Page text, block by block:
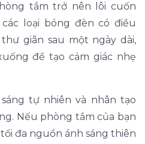
tắm trở nên lôi cuốn
loại bóng đèn có điều
giãn sau một ngày dài,
để tạo cảm giác nhẹ
tự nhiên và nhân tạo
Nếu phòng tắm của bạn
đa nguồn ánh sáng thiên